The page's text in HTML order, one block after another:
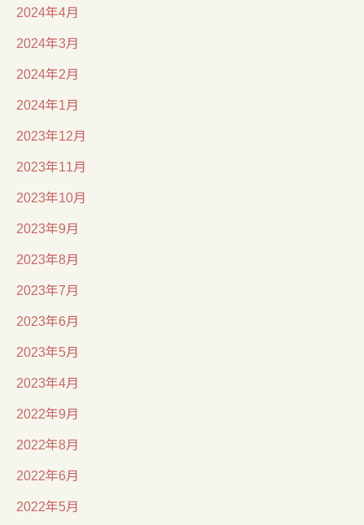
2024年4月
2024年3月
2024年2月
2024年1月
2023年12月
2023年11月
2023年10月
2023年9月
2023年8月
2023年7月
2023年6月
2023年5月
2023年4月
2022年9月
2022年8月
2022年6月
2022年5月